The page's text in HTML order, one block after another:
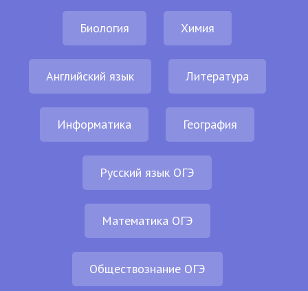
Биология Химия
Английский язык Литература
Информатика География
Русский язык ОГЭ
Математика ОГЭ
Обществознание ОГЭ